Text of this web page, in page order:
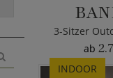
3-Sitzer
ab
INDOOR